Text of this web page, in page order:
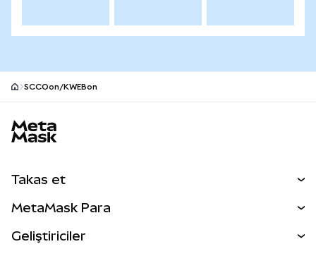
SCCOon/KWEBon
Takas et
Perps
MetaMask Para
Geliştiriciler